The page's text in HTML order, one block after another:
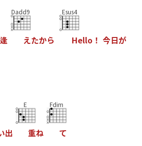
逢
Dadd9
えたから
Esus4
Hello ！ 今日が
出
E
重ね
Fdim
て